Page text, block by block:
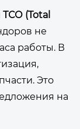
(Total
не
работы. В
Это
на